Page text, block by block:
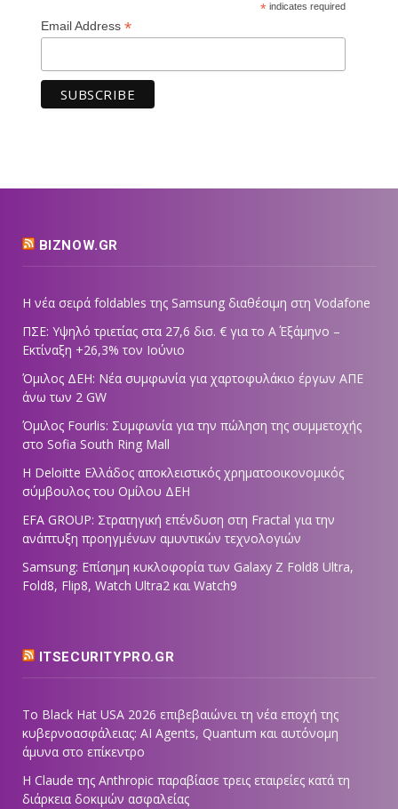
*indicates required
Email Address *
BIZNOW.GR
Η νέα σειρά foldables της Samsung διαθέσιμη στη Vodafone
ΠΣΕ: Υψηλό τριετίας στα 27,6 δισ. € για το Α΄ Εξάμηνο –
Εκτίναξη +26,3% τον Ιούνιο
Όμιλος ΔΕΗ: Νέα συμφωνία για χαρτοφυλάκιο έργων ΑΠΕ
άνω των 2 GW
Όμιλος Fourlis: Συμφωνία για την πώληση της συμμετοχής
στο Sofia South Ring Mall
Η Deloitte Ελλάδος αποκλειστικός χρηματοοικονομικός
σύμβουλος του Ομίλου ΔΕΗ
EFA GROUP: Στρατηγική επένδυση στη Fractal για την
ανάπτυξη προηγμένων αμυντικών τεχνολογιών
Samsung: Επίσημη κυκλοφορία των Galaxy Z Fold8 Ultra,
Fold8, Flip8, Watch Ultra2 και Watch9
ITSECURITYPRO.GR
Το Black Hat USA 2026 επιβεβαιώνει τη νέα εποχή της
κυβερνοασφάλειας: AI Agents, Quantum και αυτόνομη
άμυνα στο επίκεντρο
Η Claude της Anthropic παραβίασε τρεις εταιρείες κατά τη
διάρκεια δοκιμών ασφαλείας